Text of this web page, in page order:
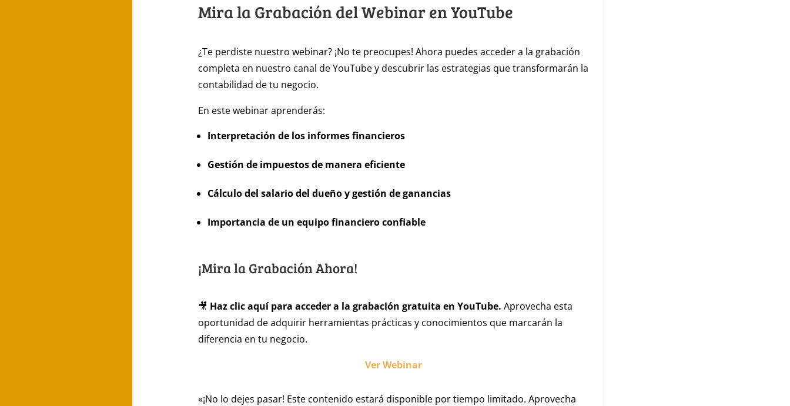
Mira la Grabación del Webinar en YouTube
¿Te perdiste nuestro webinar? ¡No te preocupes! Ahora puedes acceder a la grabación
completa en nuestro canal de YouTube y descubrir las estrategias que transformarán la
contabilidad de tu negocio.
En este webinar aprenderás:
Interpretación de los informes financieros
Gestión de impuestos de manera eficiente
Cálculo del salario del dueño y gestión de ganancias
Importancia de un equipo financiero confiable
¡Mira la Grabación Ahora!
🎥 Haz clic aquí para acceder a la grabación gratuita en YouTube. Aprovecha esta
oportunidad de adquirir herramientas prácticas y conocimientos que marcarán la
diferencia en tu negocio.
Ver Webinar
«¡No lo dejes pasar! Este contenido estará disponible por tiempo limitado. Aprovecha